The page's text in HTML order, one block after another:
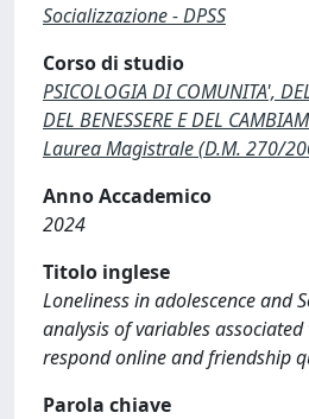
Socializzazione - DPSS
Corso di studio
PSICOLOGIA DI COMUNITA',
DEL BENESSERE E DEL
Laurea Magistrale (D.M. 270/
Anno Accademico
2024
Titolo inglese
Loneliness in adolescence and
analysis of variables
respond online and friendship
Parola chiave